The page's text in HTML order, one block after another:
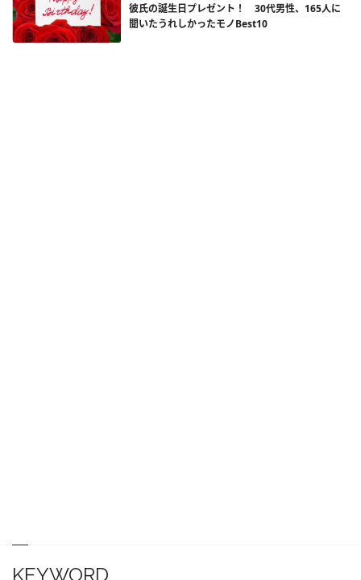
彼氏の誕生日プレゼント！ 30代男性、165人に
聞いたうれしかったモノBest10
KEYWORD